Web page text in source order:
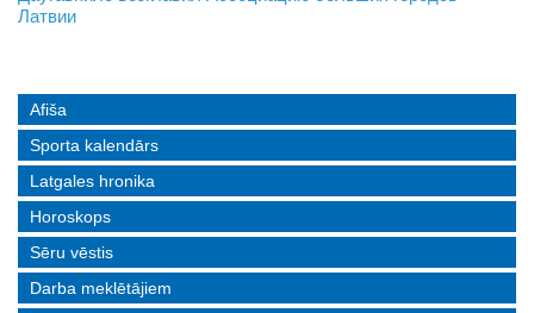
Латвии
реальные истории людей с ограниченными возможностями
Afiša
Sporta kalendārs
Latgales hronika
Horoskops
Sēru vēstis
Darba meklētājiem